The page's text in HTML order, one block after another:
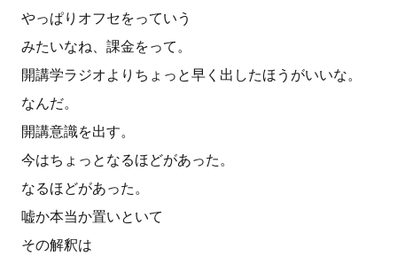
やっぱりオフセをっていう
みたいなね、課金をって。
開講学ラジオよりちょっと早く出したほうがいいな。
なんだ。
開講意識を出す。
今はちょっとなるほどがあった。
なるほどがあった。
嘘か本当か置いといて
その解釈は